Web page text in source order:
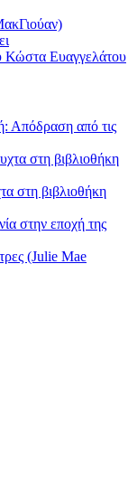
Κώστα Ευαγγελάτου
Απόδραση από τις
στη βιβλιοθήκη
στη βιβλιοθήκη
στην εποχή της
(Julie Mae